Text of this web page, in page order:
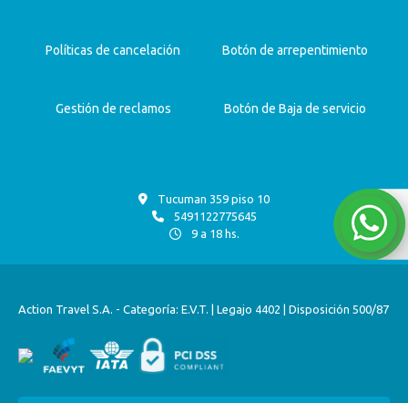
Políticas de cancelación Botón de arrepentimiento
Gestión de reclamos Botón de Baja de servicio
Tucuman 359 piso 10
5491122775645
9 a 18 hs.
Action Travel S.A. - Categoría: E.V.T. | Legajo 4402 | Disposición 500/87